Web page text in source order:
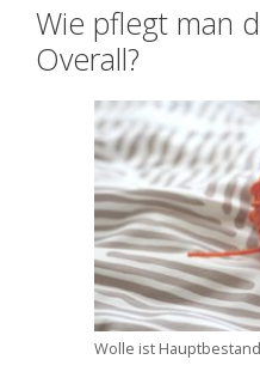
Wie pflegt man
Overall?
Wolle ist